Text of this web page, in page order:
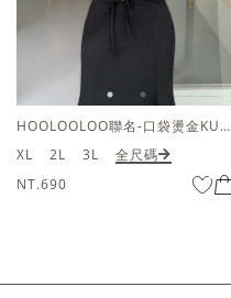
HOOLOOLOO聯名-口袋燙金KUKU熊短袖上衣
XL
2L 3L
全尺碼
NT.690